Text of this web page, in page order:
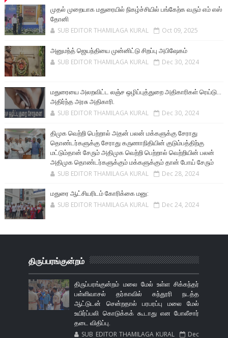
முதல் முறையாக மதுரையில் நிகழ்ச்சியில் பங்கேற்க வரும் எம் எஸ்
தோனி
SUB EDITOR THAMILAGA KURAL Oct 09, 2025
அனுமந்த் ஜெயந்தியை முன்னிட்டு சிறப்பு அபிஷேகம்
SUB EDITOR THAMILAGA KURAL Dec 30, 2024
மதுரையை அலறவிட்ட லஞ்ச ஒழிப்புத்துறை அதிகாரிகள் ரெய்டு...
அதிர்ந்த அரசு அதிகாரி.
SUB EDITOR THAMILAGA KURAL Dec 30, 2024
திமுக வெற்றி பெற்றால் அதன் பலன் மக்களுக்கு சேராது
தொண்டர்களுக்கு சேராது கருணாநிதியின் குடும்பத்திற்கு
மட்டும்தான் சேரும் அதிமுக வெற்றி பெற்றால் வெற்றியின் பலன்
அதிமுக தொண்டர்களுக்கும் மக்களுக்கும் தான் போய் சேரும்
SUB EDITOR THAMILAGA KURAL Dec 28, 2024
மதுரை ஆட்சியரிடம் கோரிக்கை மனு:
SUB EDITOR THAMILAGA KURAL Dec 24, 2024
திருப்பரங்குன்றம்
திருப்பரங்குன்றம் மலை மேல் உள்ள சிக்கந்தர்
பள்ளிவாசல் தர்காவில் கந்தூரி நடத்த
ஆட்டுடன் சென்றதால் பரபரப்பு மலை மேல்
உயிர்ப்பலி கொடுக்கக் கூடாது என போலீசார்
தடை விதிப்பு.
SUB EDITOR THAMILAGA KURAL
Dec